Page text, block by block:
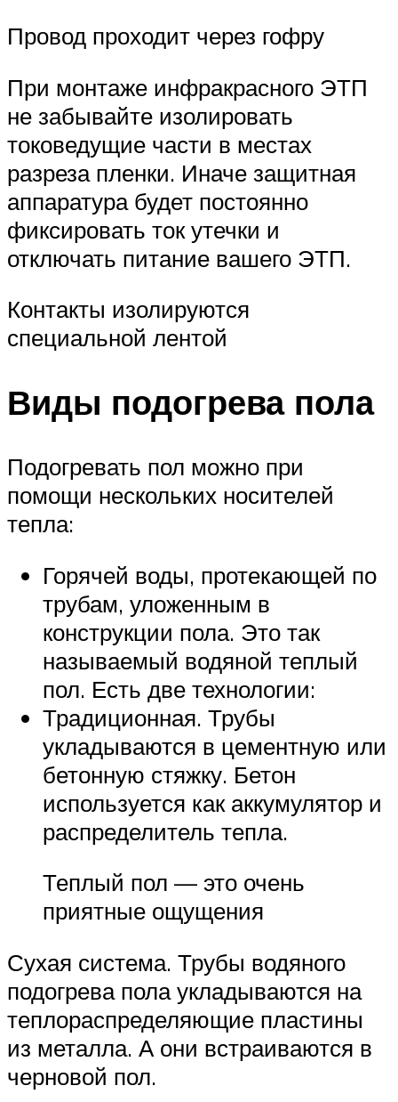
Провод проходит через гофру
При монтаже инфракрасного ЭТП
не забывайте изолировать
токоведущие части в местах
разреза пленки. Иначе защитная
аппаратура будет постоянно
фиксировать ток утечки и
отключать питание вашего ЭТП.
Контакты изолируются
специальной лентой
Виды подогрева пола
Подогревать пол можно при
помощи нескольких носителей
тепла:
Горячей воды, протекающей по
трубам, уложенным в
конструкции пола. Это так
называемый водяной теплый
пол. Есть две технологии:
Традиционная. Трубы
укладываются в цементную или
бетонную стяжку. Бетон
используется как аккумулятор и
распределитель тепла.
Теплый пол — это очень
приятные ощущения
Сухая система. Трубы водяного
подогрева пола укладываются на
теплораспределяющие пластины
из металла. А они встраиваются в
черновой пол.